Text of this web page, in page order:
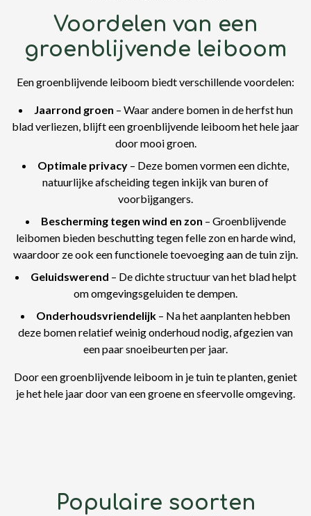
Voordelen van een
groenblijvende leiboom
Een groenblijvende leiboom biedt verschillende voordelen:
Jaarrond groen – Waar andere bomen in de herfst hun
blad verliezen, blijft een groenblijvende leiboom het hele jaar
door mooi groen.
Optimale privacy – Deze bomen vormen een dichte,
natuurlijke afscheiding tegen inkijk van buren of
voorbijgangers.
Bescherming tegen wind en zon – Groenblijvende
leibomen bieden beschutting tegen felle zon en harde wind,
waardoor ze ook een functionele toevoeging aan de tuin zijn.
Geluidswerend – De dichte structuur van het blad helpt
om omgevingsgeluiden te dempen.
Onderhoudsvriendelijk – Na het aanplanten hebben
deze bomen relatief weinig onderhoud nodig, afgezien van
een paar snoeibeurten per jaar.
Door een groenblijvende leiboom in je tuin te planten, geniet
je het hele jaar door van een groene en sfeervolle omgeving.
Populaire soorten